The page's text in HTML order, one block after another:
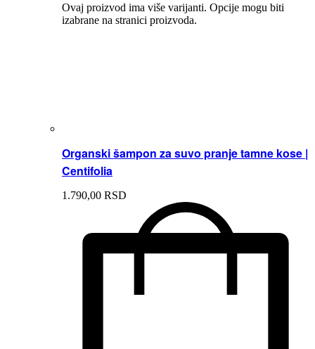
Ovaj proizvod ima više varijanti. Opcije mogu biti
izabrane na stranici proizvoda.
Organski šampon za suvo pranje tamne kose |
Centifolia
1.790,00 RSD